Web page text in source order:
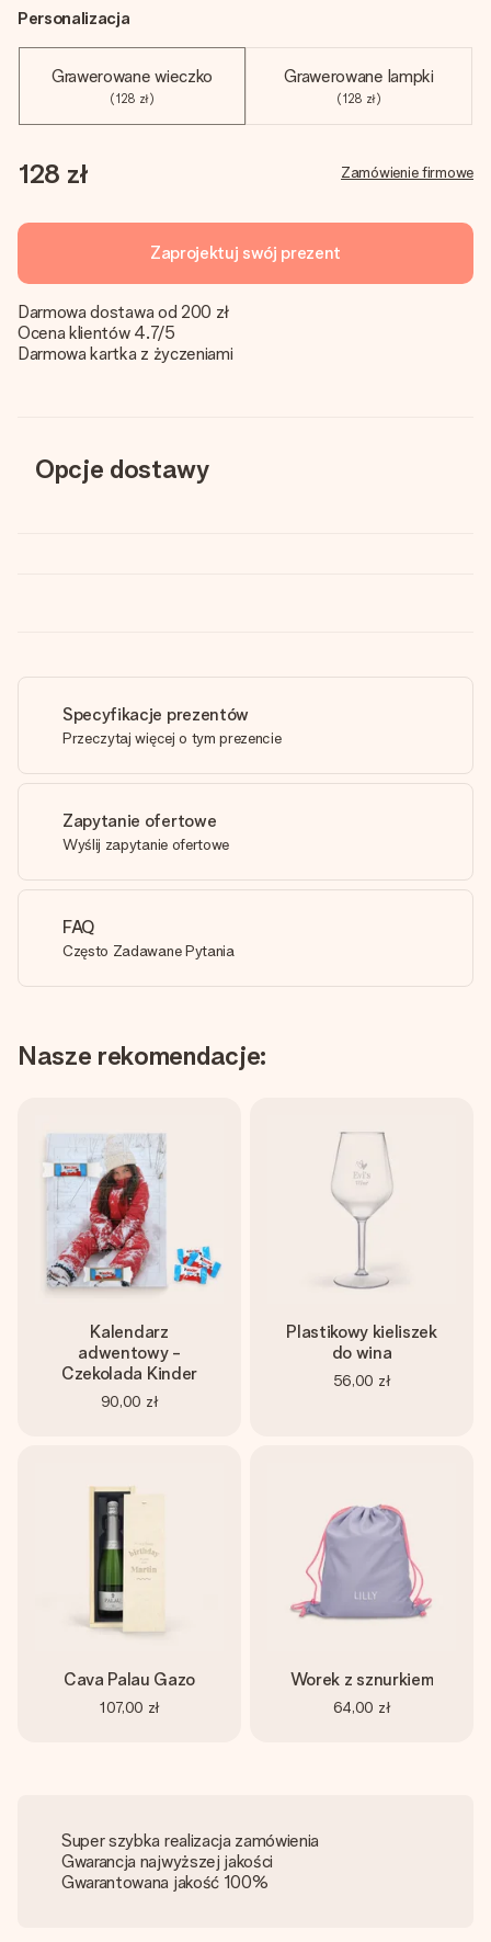
Personalizacja
Grawerowane wieczko
(128 zł)
Grawerowane lampki
(128 zł)
128 zł Zamówienie firmowe
Zaprojektuj swój prezent
Darmowa dostawa od 200 zł
Ocena klientów 4.7/5
Darmowa kartka z życzeniami
Opcje dostawy
Specyfikacje prezentów
Przeczytaj więcej o tym prezencie
Zapytanie ofertowe
Wyślij zapytanie ofertowe
FAQ
Często Zadawane Pytania
Nasze rekomendacje:
Kalendarz
adwentowy -
Czekolada Kinder
90,00 zł
Plastikowy kieliszek
do wina
56,00 zł
Cava Palau Gazo
107,00 zł
Worek z sznurkiem
64,00 zł
Super szybka realizacja zamówienia
Gwarancja najwyższej jakości
Gwarantowana jakość 100%